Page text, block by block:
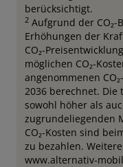
berücksichtigt.
2 Aufgrund der
Erhöhungen der
CO₂-
möglichen CO₂-
angenommenen
2036 berechnet. Die
sowohl höher als
zugrundeliegenden
CO₂-Kosten sind
zu bezahlen.
www.alternativ-